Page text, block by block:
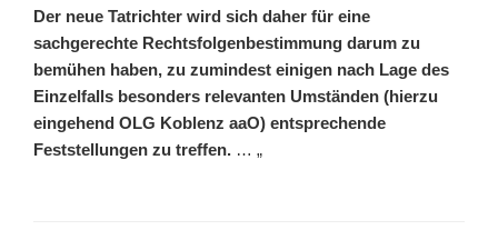
Der neue Tatrichter wird sich daher für eine
sachgerechte Rechtsfolgenbestimmung darum zu
bemühen haben, zu zumindest einigen nach Lage des
Einzelfalls besonders relevanten Umständen (hierzu
eingehend OLG Koblenz aaO) entsprechende
Feststellungen zu treffen. … „